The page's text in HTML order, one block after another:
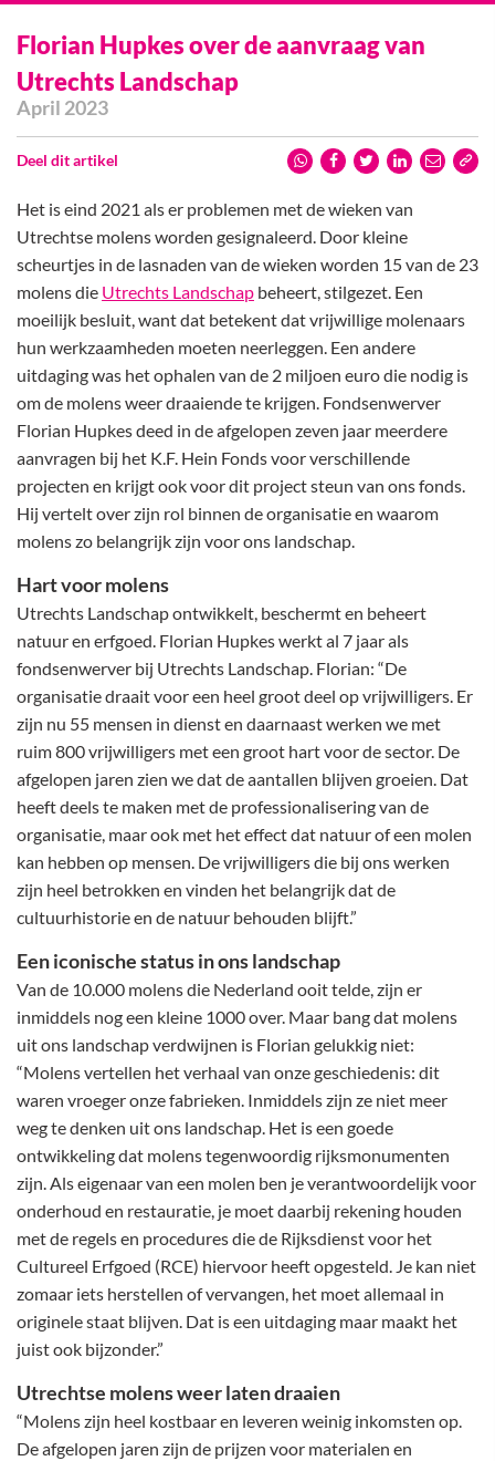
Florian Hupkes over de aanvraag van
Utrechts Landschap
April 2023
Deel dit artikel
Het is eind 2021 als er problemen met de wieken van
Utrechtse molens worden gesignaleerd. Door kleine
scheurtjes in de lasnaden van de wieken worden 15 van de 23
molens die Utrechts Landschap beheert, stilgezet. Een
moeilijk besluit, want dat betekent dat vrijwillige molenaars
hun werkzaamheden moeten neerleggen. Een andere
uitdaging was het ophalen van de 2 miljoen euro die nodig is
om de molens weer draaiende te krijgen. Fondsenwerver
Florian Hupkes deed in de afgelopen zeven jaar meerdere
aanvragen bij het K.F. Hein Fonds voor verschillende
projecten en krijgt ook voor dit project steun van ons fonds.
Hij vertelt over zijn rol binnen de organisatie en waarom
molens zo belangrijk zijn voor ons landschap.
Hart voor molens
Utrechts Landschap ontwikkelt, beschermt en beheert
natuur en erfgoed. Florian Hupkes werkt al 7 jaar als
fondsenwerver bij Utrechts Landschap. Florian: “De
organisatie draait voor een heel groot deel op vrijwilligers. Er
zijn nu 55 mensen in dienst en daarnaast werken we met
ruim 800 vrijwilligers met een groot hart voor de sector. De
afgelopen jaren zien we dat de aantallen blijven groeien. Dat
heeft deels te maken met de professionalisering van de
organisatie, maar ook met het effect dat natuur of een molen
kan hebben op mensen. De vrijwilligers die bij ons werken
zijn heel betrokken en vinden het belangrijk dat de
cultuurhistorie en de natuur behouden blijft.”
Een iconische status in ons landschap
Van de 10.000 molens die Nederland ooit telde, zijn er
inmiddels nog een kleine 1000 over. Maar bang dat molens
uit ons landschap verdwijnen is Florian gelukkig niet:
“Molens vertellen het verhaal van onze geschiedenis: dit
waren vroeger onze fabrieken. Inmiddels zijn ze niet meer
weg te denken uit ons landschap. Het is een goede
ontwikkeling dat molens tegenwoordig rijksmonumenten
zijn. Als eigenaar van een molen ben je verantwoordelijk voor
onderhoud en restauratie, je moet daarbij rekening houden
met de regels en procedures die de Rijksdienst voor het
Cultureel Erfgoed (RCE) hiervoor heeft opgesteld. Je kan niet
zomaar iets herstellen of vervangen, het moet allemaal in
originele staat blijven. Dat is een uitdaging maar maakt het
juist ook bijzonder.”
Utrechtse molens weer laten draaien
“Molens zijn heel kostbaar en leveren weinig inkomsten op.
De afgelopen jaren zijn de prijzen voor materialen en